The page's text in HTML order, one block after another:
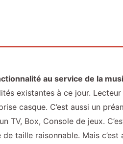
au service de la
existantes à ce jour.
casque. C’est aussi un
TV, Box, Console de jeux.
de taille raisonnable. Mais